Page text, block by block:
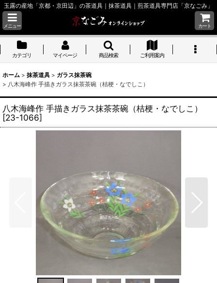
玉露の産地「京都・京田辺」の茶道具｜抹茶道具｜煎茶道具専門店「京なごみ」
メニュー カート
カテゴリ マイページ 商品検索 ご利用案内
ホーム > 抹茶道具 > ガラス抹茶碗
> 八木海峰作 手描きガラス抹茶茶碗（桔梗・なでしこ）
八木海峰作 手描きガラス抹茶茶碗（桔梗・なでしこ）
[23-1066]